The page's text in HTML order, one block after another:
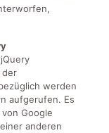
der
werden
aufgerufen. Es
Google
anderen